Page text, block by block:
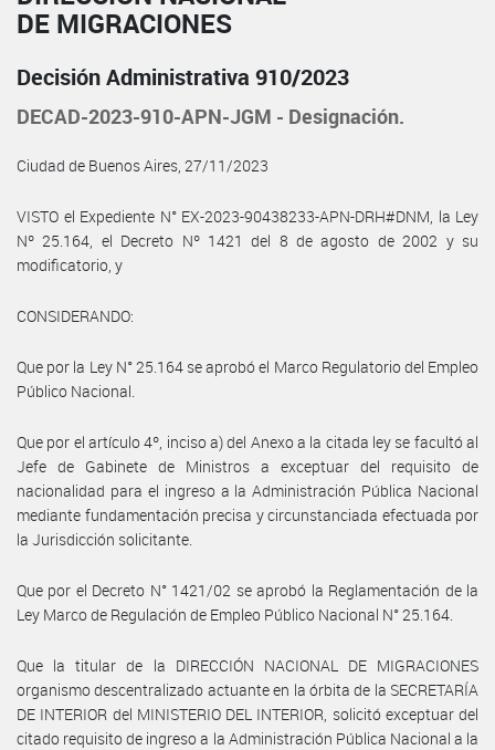
DE MIGRACIONES
Decisión Administrativa 910/2023
DECAD-2023-910-APN-JGM - Designación.
Ciudad de Buenos Aires, 27/11/2023
VISTO el Expediente N° EX-2023-90438233-APN-DRH#DNM, la Ley
Nº 25.164, el Decreto Nº 1421 del 8 de agosto de 2002 y su
modificatorio, y
CONSIDERANDO:
Que por la Ley N° 25.164 se aprobó el Marco Regulatorio del Empleo
Público Nacional.
Que por el artículo 4º, inciso a) del Anexo a la citada ley se facultó al
Jefe de Gabinete de Ministros a exceptuar del requisito de
nacionalidad para el ingreso a la Administración Pública Nacional
mediante fundamentación precisa y circunstanciada efectuada por
la Jurisdicción solicitante.
Que por el Decreto N° 1421/02 se aprobó la Reglamentación de la
Ley Marco de Regulación de Empleo Público Nacional N° 25.164.
Que la titular de la DIRECCIÓN NACIONAL DE MIGRACIONES
organismo descentralizado actuante en la órbita de la SECRETARÍA
DE INTERIOR del MINISTERIO DEL INTERIOR, solicitó exceptuar del
citado requisito de ingreso a la Administración Pública Nacional a la